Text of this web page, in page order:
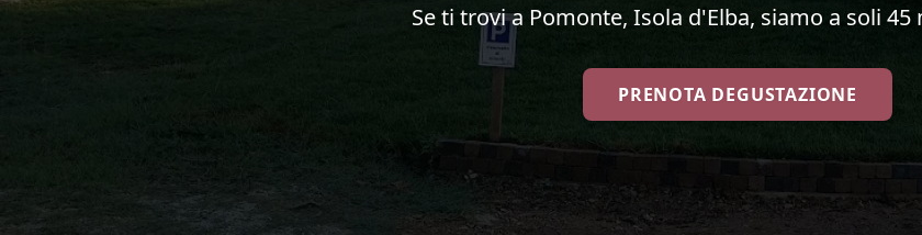
Se ti trovi a Pomonte, Isola d'Elba, siamo a soli
PRENOTA DEGUSTAZIONE